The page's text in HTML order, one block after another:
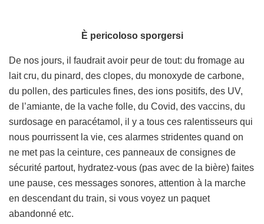
È pericoloso sporgersi
De nos jours, il faudrait avoir peur de tout: du fromage au
lait cru, du pinard, des clopes, du monoxyde de carbone,
du pollen, des particules fines, des ions positifs, des UV,
de l’amiante, de la vache folle, du Covid, des vaccins, du
surdosage en paracétamol, il y a tous ces ralentisseurs qui
nous pourrissent la vie, ces alarmes stridentes quand on
ne met pas la ceinture, ces panneaux de consignes de
sécurité partout, hydratez-vous (pas avec de la bière) faites
une pause, ces messages sonores, attention à la marche
en descendant du train, si vous voyez un paquet
abandonné etc.